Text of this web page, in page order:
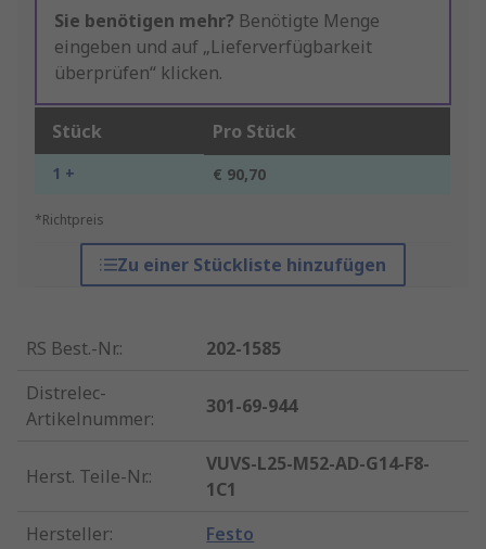
Sie benötigen mehr? Benötigte Menge
eingeben und auf „Lieferverfügbarkeit
überprüfen“ klicken.
Stück Pro Stück
1 + € 90,70
*Richtpreis
Zu einer Stückliste hinzufügen
RS Best.-Nr.:
202-1585
Distrelec-
Artikelnummer:
301-69-944
Herst. Teile-Nr.:
VUVS-L25-M52-AD-G14-F8-
1C1
Hersteller: Festo